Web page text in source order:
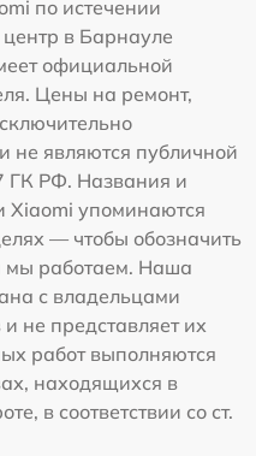
по истечении
в Барнауле
официальной
Цены на ремонт,
не являются публичной
ГК РФ. Названия и
Xiaomi упоминаются
— чтобы обозначить
мы работаем. Наша
с владельцами
не представляет их
работ выполняются
находящихся в
в соответствии со ст.